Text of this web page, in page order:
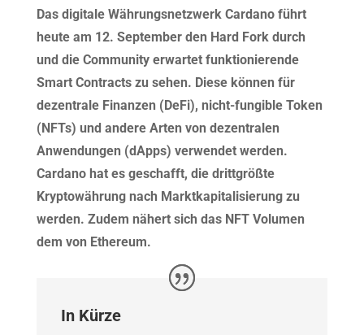
Das digitale Währungsnetzwerk Cardano führt
heute am 12. September den Hard Fork durch
und die Community erwartet funktionierende
Smart Contracts zu sehen. Diese können für
dezentrale Finanzen (DeFi), nicht-fungible Token
(NFTs) und andere Arten von dezentralen
Anwendungen (dApps) verwendet werden.
Cardano hat es geschafft, die drittgrößte
Kryptowährung nach Marktkapitalisierung zu
werden. Zudem nähert sich das NFT Volumen
dem von Ethereum.
In Kürze